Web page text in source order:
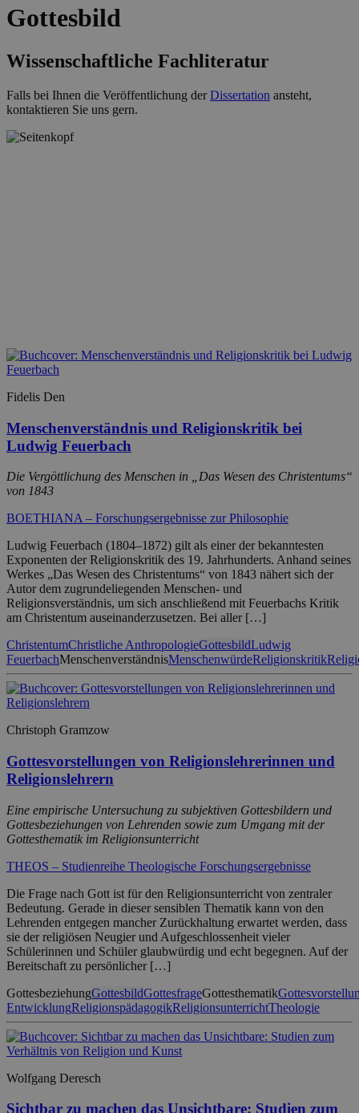
Gottesbild
Wissenschaftliche Fachliteratur
Falls bei Ihnen die Veröffentlichung derDissertation ansteht,
kontaktieren Sie uns gern.
Fidelis Den
Menschenverständnis und Religionskritik bei
Ludwig Feuerbach
Die Vergöttlichung des Menschen in „Das Wesen des Christentums“
von 1843
BOETHIANA – Forschungsergebnisse zur Philosophie
Ludwig Feuerbach (1804–1872) gilt als einer der bekanntesten
Exponenten der Religionskritik des 19. Jahrhunderts. Anhand seines
Werkes „Das Wesen des Christentums“ von 1843 nähert sich der
Autor dem zugrundeliegenden Menschen- und
Religionsverständnis, um sich anschließend mit Feuerbachs Kritik
am Christentum auseinanderzusetzen. Bei aller […]
ChristentumChristliche AnthropologieGottesbildLudwig
FeuerbachMenschenverständnisMenschenwürdeReligionskritik
Christoph Gramzow
Gottesvorstellungen von Religionslehrerinnen und
Religionslehrern
Eine empirische Untersuchung zu subjektiven Gottesbildern und
Gottesbeziehungen von Lehrenden sowie zum Umgang mit der
Gottesthematik im Religionsunterricht
THEOS – Studienreihe Theologische Forschungsergebnisse
Die Frage nach Gott ist für den Religionsunterricht von zentraler
Bedeutung. Gerade in dieser sensiblen Thematik kann von den
Lehrenden entgegen mancher Zurückhaltung erwartet werden, dass
sie der religiösen Neugier und Aufgeschlossenheit vieler
Schülerinnen und Schüler glaubwürdig und echt begegnen. Auf der
Bereitschaft zu persönlicher […]
GottesbeziehungGottesbildGottesfrageGottesthematik
EntwicklungReligionspädagogikReligionsunterrichtTheologie
Wolfgang Deresch
Sichtbar zu machen das Unsichtbare: Studien zum